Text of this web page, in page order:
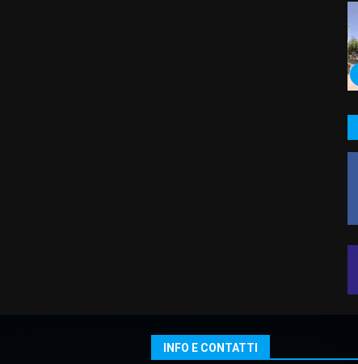
INFO E CONTATTI